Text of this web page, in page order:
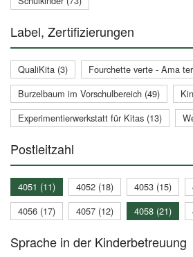
Label, Zertifizierungen
QualiKita (3)
Fourchette verte - Ama
Burzelbaum im Vorschulbereich (49)
Experimentierwerkstatt für Kitas (13)
Postleitzahl
4051 (11) 4052 (18) 4053 (15)
4056 (17)
4057 (12) 4058 (21)
Sprache in der Kinderbetreuung